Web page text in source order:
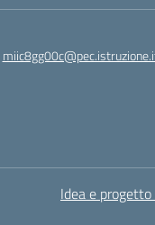
Idea e